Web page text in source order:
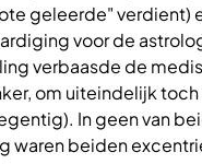
geleerde" verdient)
voor de
verbaasde de
om uiteindelijk
In geen van
waren beiden